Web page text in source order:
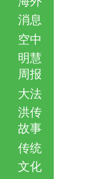
消息
空中
明慧
周报
大法
洪传
故事
传统
文化